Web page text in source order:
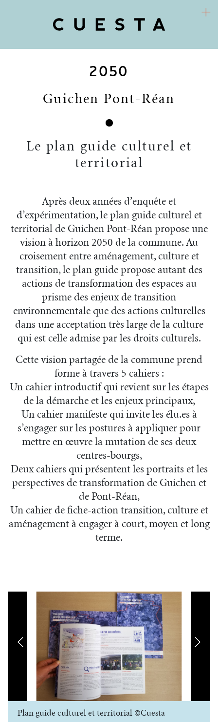
COOPÉRATIVE D’URBANISME CULTUREL
RECHERCHE-ACTION
2050
Guichen Pont-Réan
Le plan guide culturel et
territorial
Après deux années d’enquête et
d’expérimentation, le plan guide culturel et
territorial de Guichen Pont-Réan propose une
vision à horizon 2050 de la commune. Au
croisement entre aménagement, culture et
transition, le plan guide propose autant des
actions de transformation des espaces au
prisme des enjeux de transition
environnementale que des actions culturelles
dans une acceptation très large de la culture
qui est celle admise par les droits culturels.
Cette vision partagée de la commune prend
forme à travers 5 cahiers :
Un cahier introductif qui revient sur les étapes
de la démarche et les enjeux principaux,
Un cahier manifeste qui invite les élu.es à
s’engager sur les postures à appliquer pour
mettre en œuvre la mutation de ses deux
centres-bourgs,
Deux cahiers qui présentent les portraits et les
perspectives de transformation de Guichen et
de Pont-Réan,
Un cahier de fiche-action transition, culture et
aménagement à engager à court, moyen et long
terme.
Plan guide culturel et territorial ©Cuesta